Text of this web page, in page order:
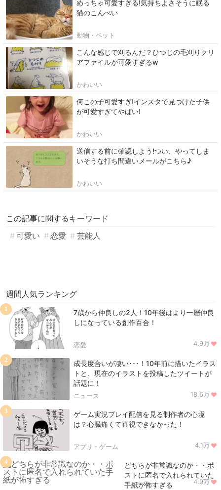
めっちゃ可愛すぎる!気持ちよさそうに眠る
猫のこんぺい
動物・ペット
こんな感じで刈るんだ？ひつじの毛刈りクリ
アファイルが可愛すぎるw
かわいい
何この子可愛すぎ!インスタで見つけた子供
が可愛すぎてやばい!
かわいい
送信する前に確認しよう!つい、やってしま
いそうな打ち間違いメールがこちら♪
かわいい
この記事に関するキーワード
可愛い
恋愛 芸能人
週間人気ランキング
7歳から仲良しの2人！10年後はより一層仲良
しになっている創作百合！
恋愛 4.9万
1
成長度合いが凄い･･･！10年前に描いたイラス
トと、現在のイラストを投稿したツイートが
話題に！
ニュース 18.6万
2
ゲーム実況プレイ配信を見る制作者の心境
は？心臓痛くて直視できなかった！
アプリ・ゲーム 4.1万
3
どちらが非常識なのか・・ポ
ストに匿名で入れられていた
手紙が怖すぎる
ニュース 4.9万
4